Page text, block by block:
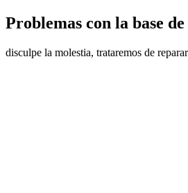
Problemas con la base
disculpe la molestia, trataremos de